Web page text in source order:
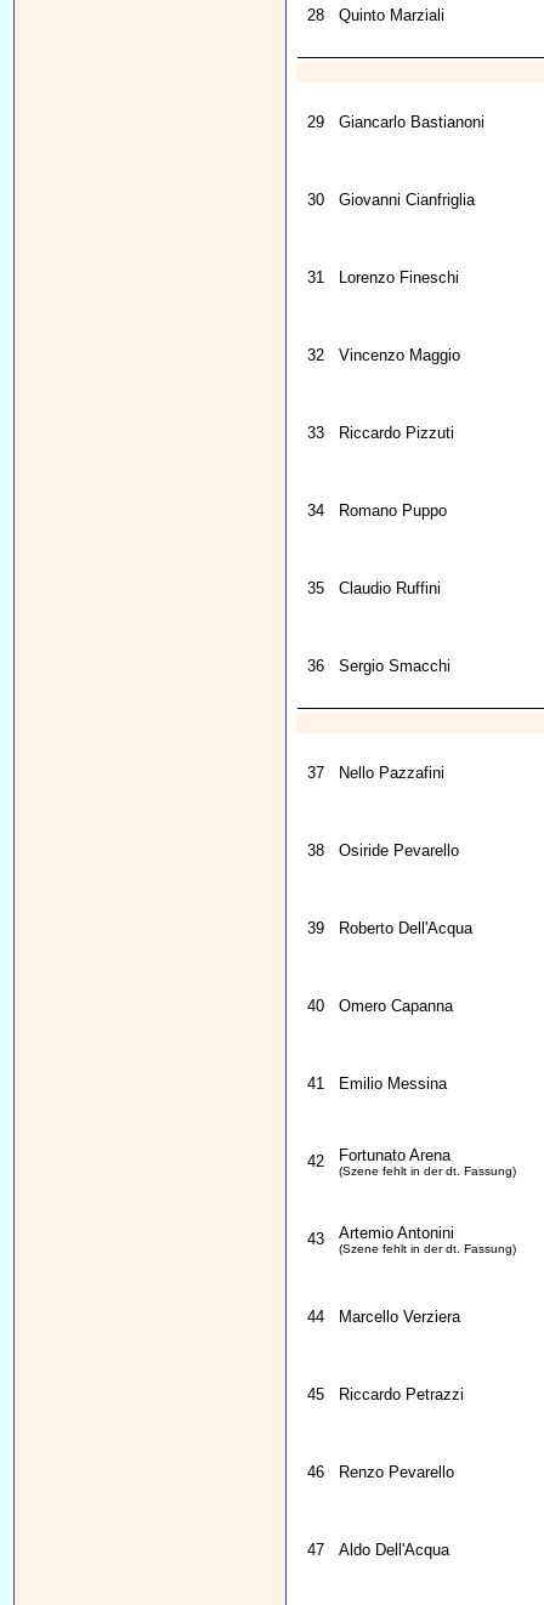
28 Quinto Marziali
29 Giancarlo Bastianoni
30 Giovanni Cianfriglia
31 Lorenzo Fineschi
32 Vincenzo Maggio
33 Riccardo Pizzuti
34 Romano Puppo
35 Claudio Ruffini
36 Sergio Smacchi
37 Nello Pazzafini
38 Osiride Pevarello
39 Roberto Dell'Acqua
40 Omero Capanna
41 Emilio Messina
42 Fortunato Arena
(Szene fehlt in der dt. Fassung)
43 Artemio Antonini
(Szene fehlt in der dt. Fassung)
44 Marcello Verziera
45 Riccardo Petrazzi
46 Renzo Pevarello
47 Aldo Dell'Acqua